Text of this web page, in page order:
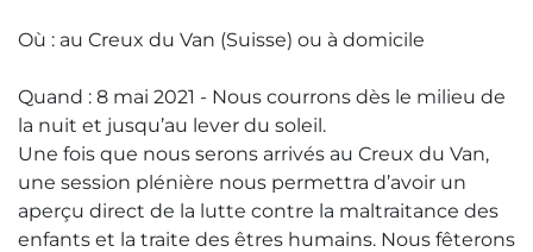
Où : au Creux du Van (Suisse) ou à domicile
Quand : 8 mai 2021 - Nous courrons dès le milieu de
la nuit et jusqu’au lever du soleil.
Une fois que nous serons arrivés au Creux du Van,
une session plénière nous permettra d’avoir un
aperçu direct de la lutte contre la maltraitance des
enfants et la traite des êtres humains. Nous fêterons